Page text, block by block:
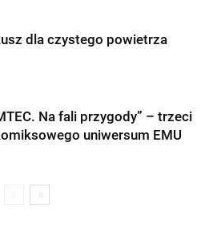
dla czystego powietrza
Na fali przygody” – trzeci
uniwersum EMU